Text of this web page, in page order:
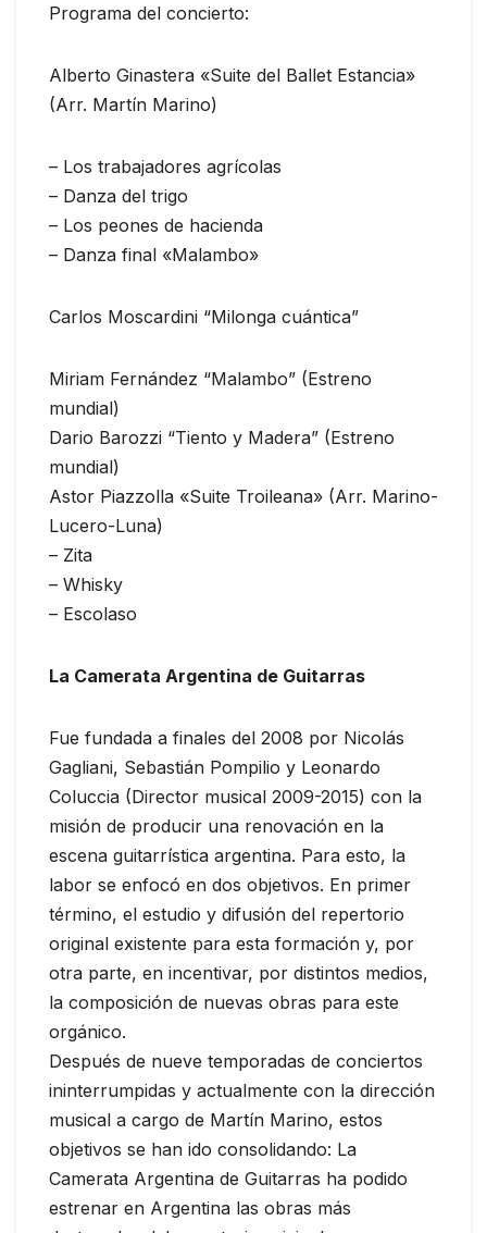
Programa del concierto:
Alberto Ginastera «Suite del Ballet Estancia»
(Arr. Martín Marino)
– Los trabajadores agrícolas
– Danza del trigo
– Los peones de hacienda
– Danza final «Malambo»
Carlos Moscardini “Milonga cuántica”
Miriam Fernández “Malambo” (Estreno
mundial)
Dario Barozzi “Tiento y Madera” (Estreno
mundial)
Astor Piazzolla «Suite Troileana» (Arr. Marino-
Lucero-Luna)
– Zita
– Whisky
– Escolaso
La Camerata Argentina de Guitarras
Fue fundada a finales del 2008 por Nicolás
Gagliani, Sebastián Pompilio y Leonardo
Coluccia (Director musical 2009-2015) con la
misión de producir una renovación en la
escena guitarrística argentina. Para esto, la
labor se enfocó en dos objetivos. En primer
término, el estudio y difusión del repertorio
original existente para esta formación y, por
otra parte, en incentivar, por distintos medios,
la composición de nuevas obras para este
orgánico.
Después de nueve temporadas de conciertos
ininterrumpidas y actualmente con la dirección
musical a cargo de Martín Marino, estos
objetivos se han ido consolidando: La
Camerata Argentina de Guitarras ha podido
estrenar en Argentina las obras más